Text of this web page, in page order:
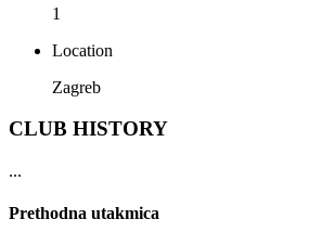
1
Location
Zagreb
CLUB HISTORY
...
Prethodna utakmica